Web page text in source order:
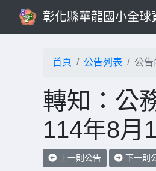
彰化縣華龍國小全球
首頁 公告列表 公告
轉知：公
114年8月
上一則公告 下一則